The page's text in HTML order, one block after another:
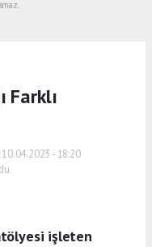
Farklı
- 18:20
işleten